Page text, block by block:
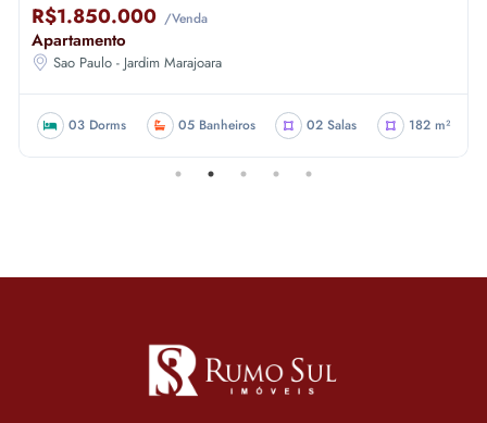
R$1.850.000 /Venda
Apartamento
Sao Paulo - Jardim Marajoara
03 Dorms 05 Banheiros 02 Salas 182 m²